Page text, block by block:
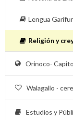
Lengua
Religión y
Orinoco-
Walagallo -
Estudios y